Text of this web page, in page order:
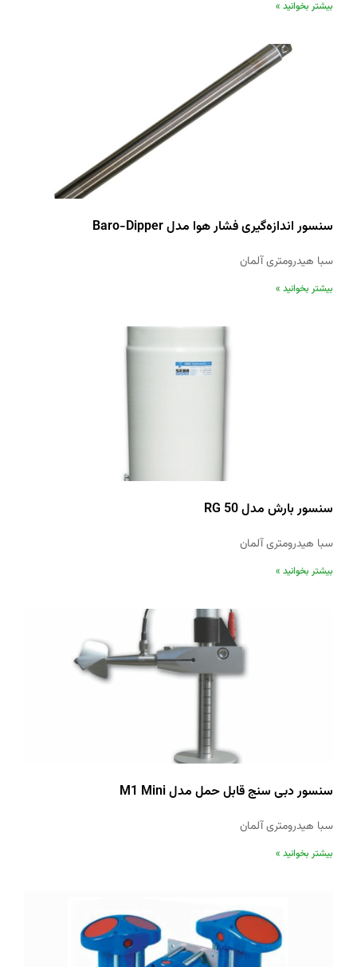
بیشتر بخوانید »
سنسور اندازه‌گیری فشار هوا مدل Baro-Dipper
سبا هیدرومتری آلمان
بیشتر بخوانید »
سنسور بارش مدل RG 50
سبا هیدرومتری آلمان
بیشتر بخوانید »
سنسور دبی سنج قابل حمل مدل M1 Mini
سبا هیدرومتری آلمان
بیشتر بخوانید »